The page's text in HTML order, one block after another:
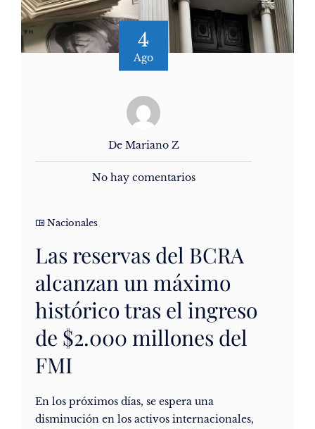
4
Ago
De Mariano Z
No hay comentarios
Nacionales
Las reservas del BCRA
alcanzan un máximo
histórico tras el ingreso
de $2.000 millones del
FMI
En los próximos días, se espera una
disminución en los activos internacionales,